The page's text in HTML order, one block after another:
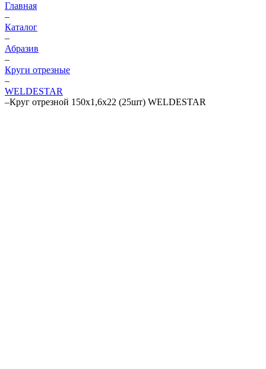
Главная
–
Каталог
–
Абразив
–
Круги отрезные
–
WELDESTAR
–Круг отрезной 150х1,6х22 (25шт) WELDESTAR